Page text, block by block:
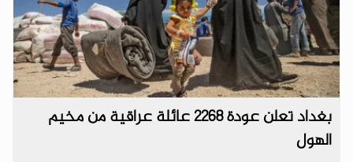
بغداد تعلن عودة 2268 عائلة عراقية من مخيم
الهول